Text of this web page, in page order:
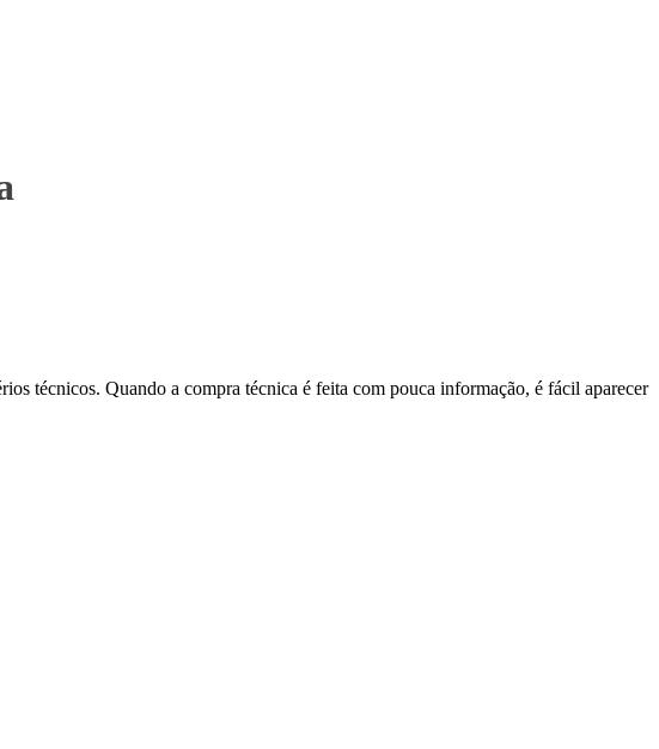
técnicos. Quando a compra técnica é feita com pouca informação, é fácil aparecer